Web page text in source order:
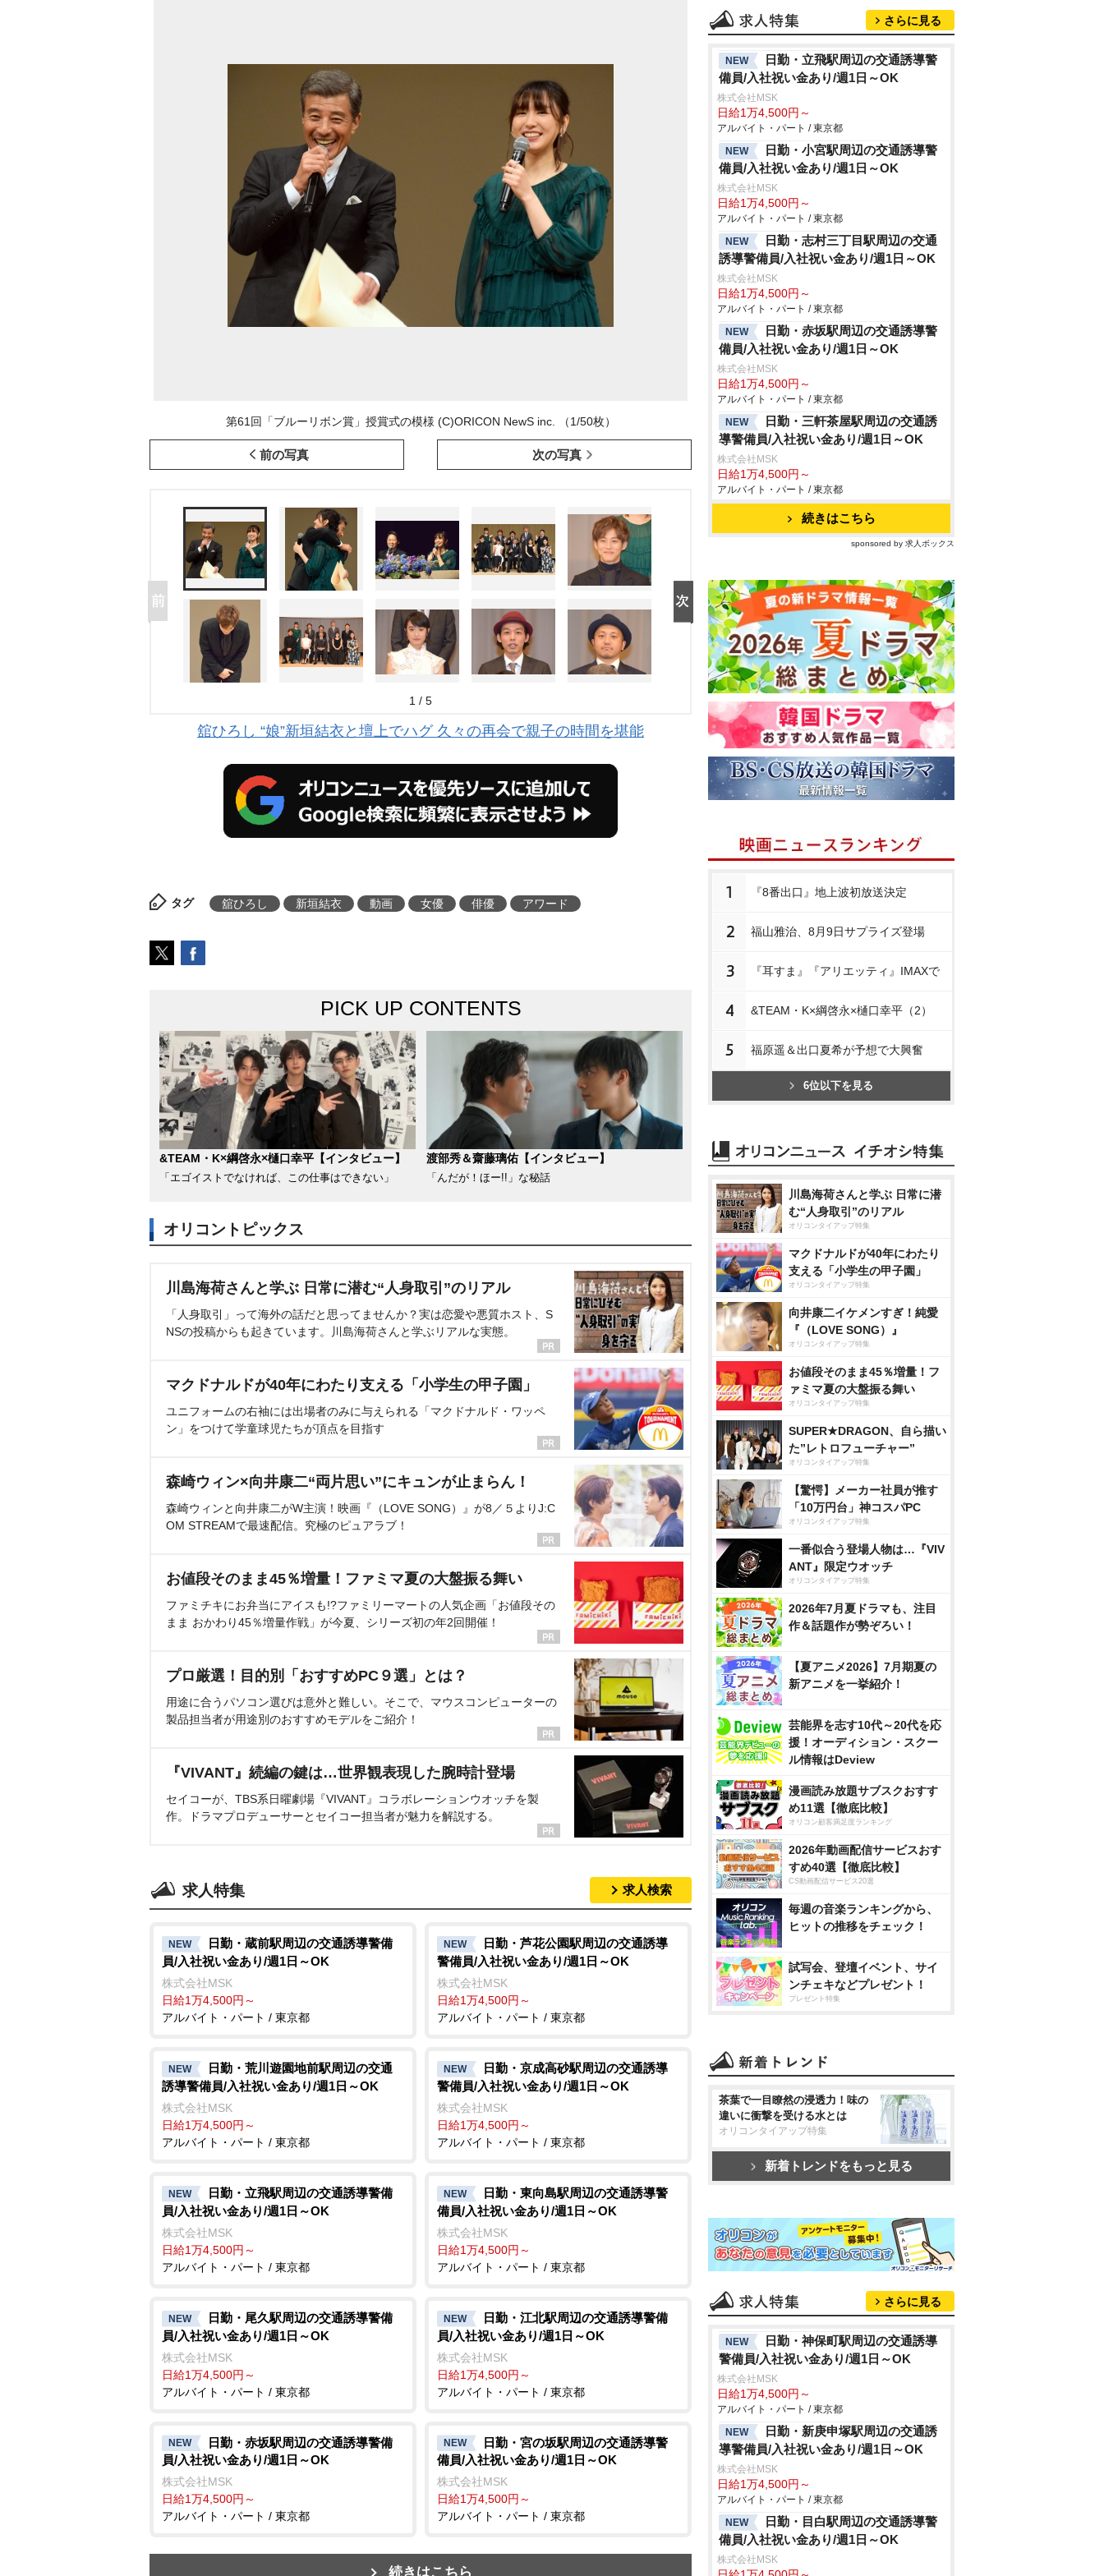
第61回「ブルーリボン賞」授賞式の模様 (C)ORICON NewS inc. （1/50枚）
前の写真 次の写真
1 / 5
舘ひろし “娘”新垣結衣と壇上でハグ 久々の再会で親子の時間を堪能
タグ 舘ひろし 新垣結衣 動画 女優 俳優 アワード
PICK UP CONTENTS
&TEAM・K×綱啓永×樋口幸平【インタビュー】
「エゴイストでなければ、この仕事はできない」
渡部秀＆齋藤璃佑【インタビュー】
「んだが！ほー!!」な秘話
オリコントピックス
川島海荷さんと学ぶ 日常に潜む“人身取引”のリアル
「人身取引」って海外の話だと思ってませんか？実は恋愛や悪質ホスト、S
NSの投稿からも起きています。川島海荷さんと学ぶリアルな実態。
マクドナルドが40年にわたり支える「小学生の甲子園」
ユニフォームの右袖には出場者のみに与えられる「マクドナルド・ワッペ
ン」をつけて学童球児たちが頂点を目指す
森崎ウィン×向井康二“両片思い”にキュンが止まらん！
森崎ウィンと向井康二がW主演！映画『（LOVE SONG）』が8／５よりJ:C
OM STREAMで最速配信。究極のピュアラブ！
お値段そのまま45％増量！ファミマ夏の大盤振る舞い
ファミチキにお弁当にアイスも!?ファミリーマートの人気企画「お値段その
まま おかわり45％増量作戦」が今夏、シリーズ初の年2回開催！
プロ厳選！目的別「おすすめPC９選」とは？
用途に合うパソコン選びは意外と難しい。そこで、マウスコンピューターの
製品担当者が用途別のおすすめモデルをご紹介！
『VIVANT』続編の鍵は…世界観表現した腕時計登場
セイコーが、TBS系日曜劇場『VIVANT』コラボレーションウオッチを製
作。ドラマプロデューサーとセイコー担当者が魅力を解説する。
求人特集 求人検索
NEW
日勤・蔵前駅周辺の交通誘導警備
員/入社祝い金あり/週1日～OK
株式会社MSK
日給1万4,500円～
アルバイト・パート / 東京都
NEW
日勤・芦花公園駅周辺の交通誘導
警備員/入社祝い金あり/週1日～OK
株式会社MSK
日給1万4,500円～
アルバイト・パート / 東京都
NEW
日勤・荒川遊園地前駅周辺の交通
誘導警備員/入社祝い金あり/週1日～OK
株式会社MSK
日給1万4,500円～
アルバイト・パート / 東京都
NEW
日勤・京成高砂駅周辺の交通誘導
警備員/入社祝い金あり/週1日～OK
株式会社MSK
日給1万4,500円～
アルバイト・パート / 東京都
NEW
日勤・立飛駅周辺の交通誘導警備
員/入社祝い金あり/週1日～OK
株式会社MSK
日給1万4,500円～
アルバイト・パート / 東京都
NEW
日勤・東向島駅周辺の交通誘導警
備員/入社祝い金あり/週1日～OK
株式会社MSK
日給1万4,500円～
アルバイト・パート / 東京都
NEW
日勤・尾久駅周辺の交通誘導警備
員/入社祝い金あり/週1日～OK
株式会社MSK
日給1万4,500円～
アルバイト・パート / 東京都
NEW
日勤・江北駅周辺の交通誘導警備
員/入社祝い金あり/週1日～OK
株式会社MSK
日給1万4,500円～
アルバイト・パート / 東京都
NEW
日勤・赤坂駅周辺の交通誘導警備
員/入社祝い金あり/週1日～OK
株式会社MSK
日給1万4,500円～
アルバイト・パート / 東京都
NEW
日勤・宮の坂駅周辺の交通誘導警
備員/入社祝い金あり/週1日～OK
株式会社MSK
日給1万4,500円～
アルバイト・パート / 東京都
続きはこちら
さらに見る
NEW
日勤・立飛駅周辺の交通誘導警
備員/入社祝い金あり/週1日～OK
株式会社MSK
日給1万4,500円～
アルバイト・パート / 東京都
NEW
日勤・小宮駅周辺の交通誘導警
備員/入社祝い金あり/週1日～OK
株式会社MSK
日給1万4,500円～
アルバイト・パート / 東京都
NEW
日勤・志村三丁目駅周辺の交通
誘導警備員/入社祝い金あり/週1日～OK
株式会社MSK
日給1万4,500円～
アルバイト・パート / 東京都
NEW
日勤・赤坂駅周辺の交通誘導警
備員/入社祝い金あり/週1日～OK
株式会社MSK
日給1万4,500円～
アルバイト・パート / 東京都
NEW
日勤・三軒茶屋駅周辺の交通誘
導警備員/入社祝い金あり/週1日～OK
株式会社MSK
日給1万4,500円～
アルバイト・パート / 東京都
続きはこちら
sponsored by 求人ボックス
1 『8番出口』地上波初放送決定
2 福山雅治、8月9日サプライズ登場
3 『耳すま』『アリエッティ』IMAXで
4 &TEAM・K×綱啓永×樋口幸平（2）
5 福原遥＆出口夏希が予想で大興奮
6位以下を見る
川島海荷さんと学ぶ 日常に潜
む“人身取引”のリアル
オリコンタイアップ特集
マクドナルドが40年にわたり
支える「小学生の甲子園」
オリコンタイアップ特集
向井康二イケメンすぎ！純愛
『（LOVE SONG）』
オリコンタイアップ特集
お値段そのまま45％増量！フ
ァミマ夏の大盤振る舞い
オリコンタイアップ特集
SUPER★DRAGON、自ら描い
た”レトロフューチャー”
オリコンタイアップ特集
【驚愕】メーカー社員が推す
「10万円台」神コスパPC
オリコンタイアップ特集
一番似合う登場人物は…『VIV
ANT』限定ウオッチ
オリコンタイアップ特集
2026年7月夏ドラマも、注目
作＆話題作が勢ぞろい！
【夏アニメ2026】7月期夏の
新アニメを一挙紹介！
芸能界を志す10代～20代を応
援！オーディション・スクー
ル情報はDeview
漫画読み放題サブスクおすす
め11選【徹底比較】
オリコン顧客満足度ランキング
2026年動画配信サービスおす
すめ40選【徹底比較】
CS動画配信サービス20選
毎週の音楽ランキングから、
ヒットの推移をチェック！
試写会、登壇イベント、サイ
ンチェキなどプレゼント！
プレゼント特集
茶葉で一目瞭然の浸透力！味の
違いに衝撃を受ける水とは
オリコンタイアップ特集
新着トレンドをもっと見る
さらに見る
NEW
日勤・神保町駅周辺の交通誘導
警備員/入社祝い金あり/週1日～OK
株式会社MSK
日給1万4,500円～
アルバイト・パート / 東京都
NEW
日勤・新庚申塚駅周辺の交通誘
導警備員/入社祝い金あり/週1日～OK
株式会社MSK
日給1万4,500円～
アルバイト・パート / 東京都
NEW
日勤・目白駅周辺の交通誘導警
備員/入社祝い金あり/週1日～OK
株式会社MSK